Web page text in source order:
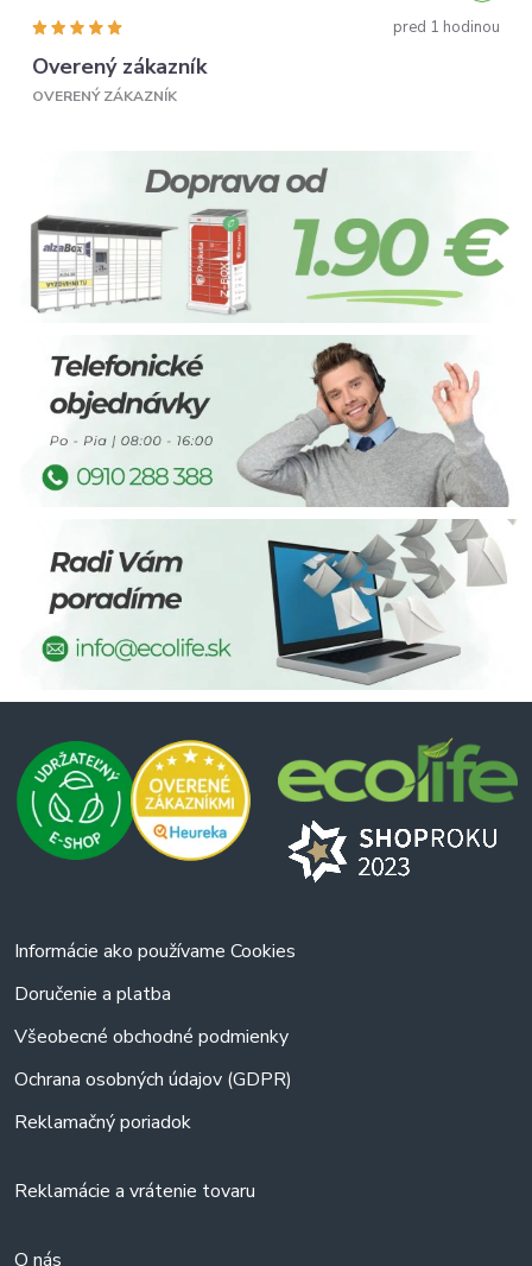
pred 1 hodinou
Overený zákazník
OVERENÝ ZÁKAZNÍK
Informácie ako používame Cookies
Doručenie a platba
Všeobecné obchodné podmienky
Ochrana osobných údajov (GDPR)
Reklamačný poriadok
Reklamácie a vrátenie tovaru
O nás